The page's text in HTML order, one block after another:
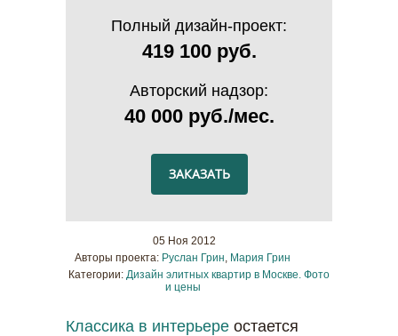
Полный дизайн-проект:
419 100 руб.
Авторский надзор:
40 000 руб./мес.
ЗАКАЗАТЬ
05 Ноя 2012
Авторы проекта: Руслан Грин, Мария Грин
Категории: Дизайн элитных квартир в Москве. Фото
и цены
Классика в интерьере остается